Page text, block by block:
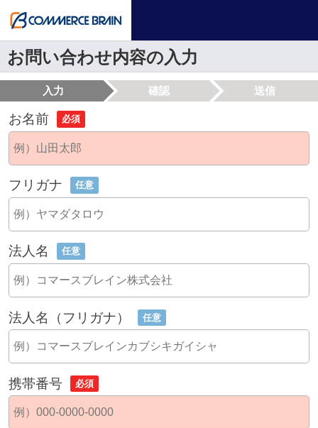
お問い合わせ内容の入力
入力 確認 送信
お名前 必須
フリガナ 任意
法人名 任意
法人名（フリガナ） 任意
携帯番号 必須